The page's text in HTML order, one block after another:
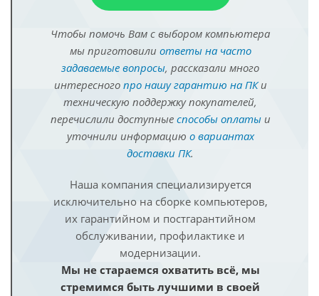
Чтобы помочь Вам с выбором компьютера
мы приготовили ответы на часто
задаваемые вопросы, рассказали много
интересного про нашу гарантию на ПКи
техническую поддержку покупателей,
перечислили доступные способы оплатыи
уточнили информацию о вариантах
доставки ПК.
Наша компания специализируется
исключительно на сборке компьютеров,
их гарантийном и постгарантийном
обслуживании, профилактике и
модернизации.
Мы не стараемся охватить всё, мы
стремимся быть лучшими в своей